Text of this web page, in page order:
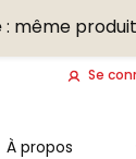
: même
Se
À propos